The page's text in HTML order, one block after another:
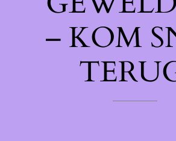
– KOM